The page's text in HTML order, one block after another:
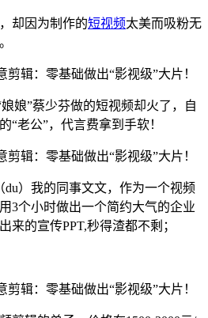
却因为制作的短视频太美而吸粉无
娘”蔡少芬做的短视频却火了，自
“老公”，代言费拿到手软！
）我的同事文文，作为一个视频
3个小时做出一个简约大气的企业
来的宣传PPT,秒得渣都不剩；